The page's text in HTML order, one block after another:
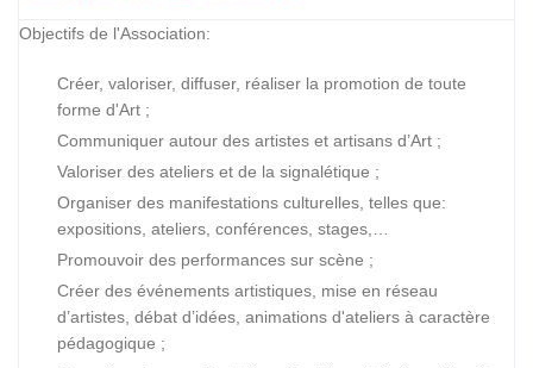
Objectifs de l'Association:
Créer, valoriser, diffuser, réaliser la promotion de toute
forme d'Art ;
Communiquer autour des artistes et artisans d’Art ;
Valoriser des ateliers et de la signalétique ;
Organiser des manifestations culturelles, telles que:
expositions, ateliers, conférences, stages,…
Promouvoir des performances sur scène ;
Créer des événements artistiques, mise en réseau
d’artistes, débat d’idées, animations d'ateliers à caractère
pédagogique ;